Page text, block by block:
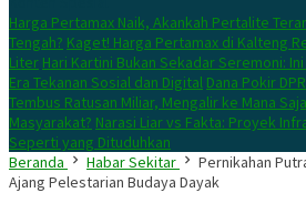
Harga Pertamax Naik, Akankah Pertalite
Tengah? Kaget! Harga Pertamax di Kalteng
Liter Hari Kartini Bukan Sekadar Seremoni:
Era Tekanan Sosial dan Digital Dana Pokir
Tembus Ratusan Miliar, Mengalir ke Mana
Masyarakat? Narasi Liar vs Fakta: Proyek
Seperti yang Dituduhkan
Beranda
Habar Sekitar
Pernikahan
Ajang Pelestarian Budaya Dayak